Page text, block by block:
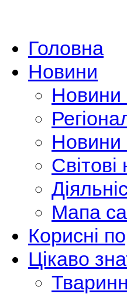
Головна
Новини
Новини
Новини
Мапа
Корисні
Цікаво